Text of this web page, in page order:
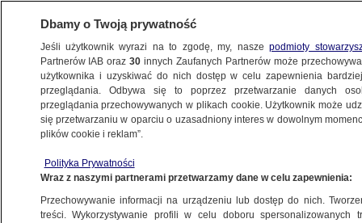
METEO
NAJNOWSZE
"Nie spałam, bo ta pogoda mnie
przerażała". Na Dolnym Śląsku padało
przez wiele godzin
Dbamy o Twoją prywatność
Jeśli użytkownik wyrazi na to zgodę, my, naszepodmioty
Partnerów IAB oraz30 innych Zaufanych Partnerów może
użytkownika i uzyskiwać do nich dostęp w celu zapewnienia
przeglądania. Odbywa się to poprzez przetwarzanie danych
przeglądania przechowywanych w plikach cookie. Użytkownik może
się przetwarzaniu w oparciu o uzasadniony interes w dowolnym
plików cookie i reklam”.
Polityka Prywatności
Wraz z naszymi partnerami przetwarzamy dane w celu zapewnienia:
Przechowywanie informacji na urządzeniu lub dostęp do nich.
treści. Wykorzystywanie profili w celu doboru spersonalizowanych